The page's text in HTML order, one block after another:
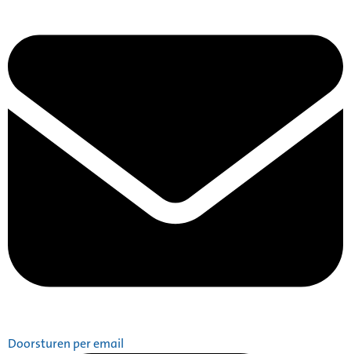
Doorsturen per email